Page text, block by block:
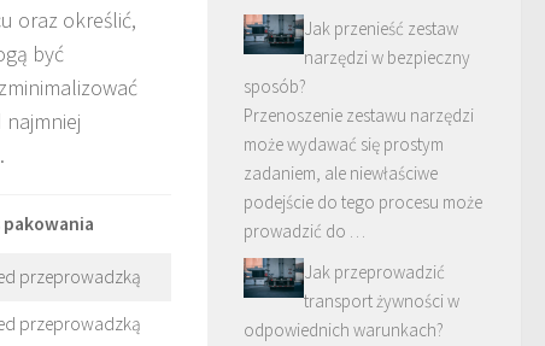
oraz określić,
być
najmniej
pakowania
przeprowadzką
przeprowadzką
Jak przenieść zestaw
narzędzi w bezpieczny
sposób?
Przenoszenie zestawu narzędzi
może wydawać się prostym
zadaniem, ale niewłaściwe
podejście do tego procesu może
prowadzić do …
Jak przeprowadzić
transport żywności w
odpowiednich warunkach?